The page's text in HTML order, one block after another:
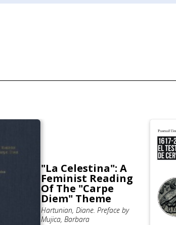
"La Celestina": A
Feminist Reading
Of The "Carpe
Diem" Theme
Hartunian, Diane. Preface by
Mujica, Barbara